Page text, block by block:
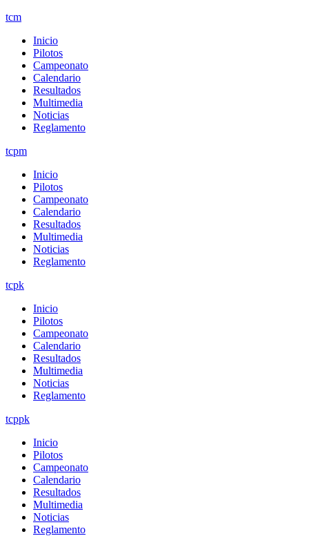
tcm
Inicio
Pilotos
Campeonato
Calendario
Resultados
Multimedia
Noticias
Reglamento
tcpm
Inicio
Pilotos
Campeonato
Calendario
Resultados
Multimedia
Noticias
Reglamento
tcpk
Inicio
Pilotos
Campeonato
Calendario
Resultados
Multimedia
Noticias
Reglamento
tcppk
Inicio
Pilotos
Campeonato
Calendario
Resultados
Multimedia
Noticias
Reglamento